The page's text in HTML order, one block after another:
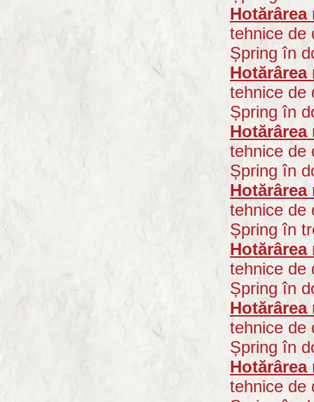
Hotărârea
tehnice de
Șpring în
Hotărârea
tehnice de
Șpring în
Hotărârea
tehnice de
Șpring în
Hotărârea
tehnice de
Șpring în
Hotărârea
tehnice de
Șpring în
Hotărârea
tehnice de
Șpring în
Hotărârea
tehnice de